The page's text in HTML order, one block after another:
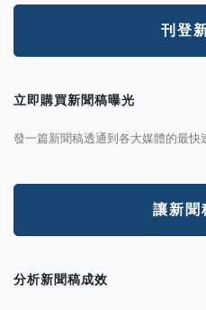
刊登
立即購買新聞稿曝光
發一篇新聞稿透通到各大媒體的最快
讓新聞
分析新聞稿成效